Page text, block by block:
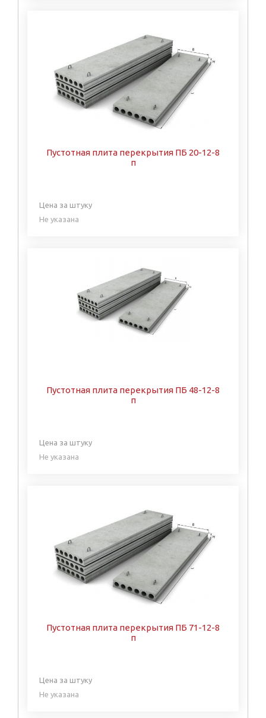
Пустотная плита перекрытия ПБ 20-12-8
п
Цена за штуку
Не указана
Пустотная плита перекрытия ПБ 48-12-8
п
Цена за штуку
Не указана
Пустотная плита перекрытия ПБ 71-12-8
п
Цена за штуку
Не указана